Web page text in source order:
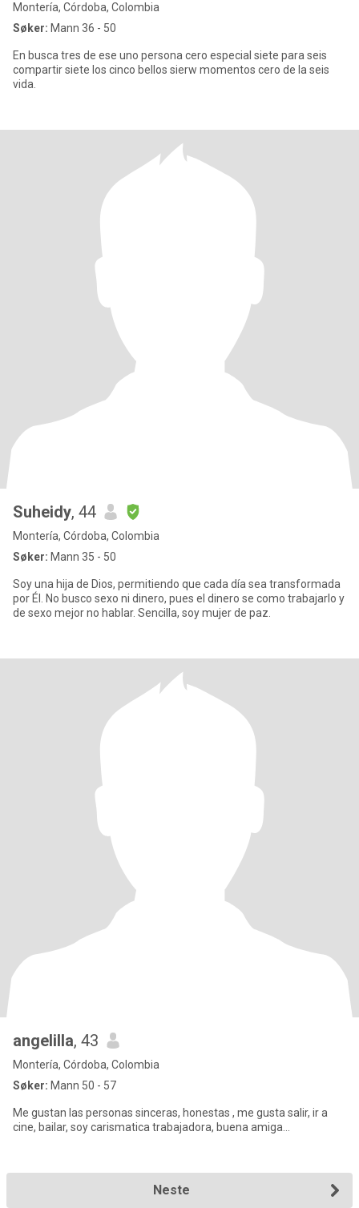
Montería, Córdoba, Colombia
Søker: Mann 36 - 50
En busca tres de ese uno persona cero especial siete para seis
compartir siete los cinco bellos sierw momentos cero de la seis
vida.
Suheidy, 44
Montería, Córdoba, Colombia
Søker: Mann 35 - 50
Soy una hija de Dios, permitiendo que cada día sea transformada
por Él. No busco sexo ni dinero, pues el dinero se como trabajarlo y
de sexo mejor no hablar. Sencilla, soy mujer de paz.
angelilla, 43
Montería, Córdoba, Colombia
Søker: Mann 50 - 57
Me gustan las personas sinceras, honestas , me gusta salir, ir a
cine, bailar, soy carismatica trabajadora, buena amiga...
Neste